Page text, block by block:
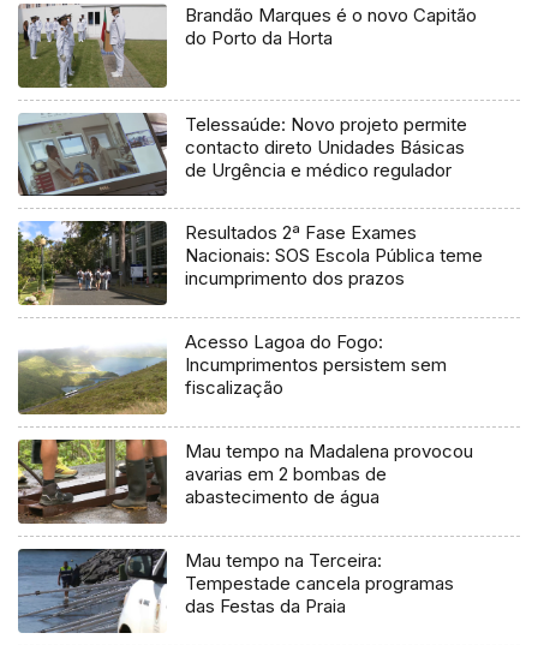
Brandão Marques é o novo Capitão
do Porto da Horta
Telessaúde: Novo projeto permite
contacto direto Unidades Básicas
de Urgência e médico regulador
Resultados 2ª Fase Exames
Nacionais: SOS Escola Pública teme
incumprimento dos prazos
Acesso Lagoa do Fogo:
Incumprimentos persistem sem
fiscalização
Mau tempo na Madalena provocou
avarias em 2 bombas de
abastecimento de água
Mau tempo na Terceira:
Tempestade cancela programas
das Festas da Praia